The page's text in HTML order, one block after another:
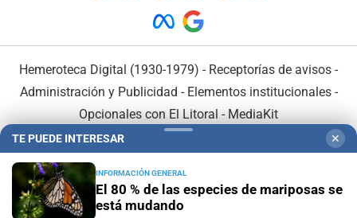
Hemeroteca Digital (1930-1979) - Receptorías de avisos -
Administración y Publicidad - Elementos institucionales-
Opcionales con El Litoral - MediaKit
TE PUEDE INTERESAR ✕
INFORMACIÓN GENERAL
El 80 % de las especies de mariposas se
está mudando